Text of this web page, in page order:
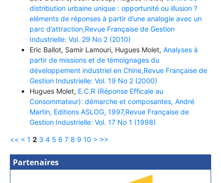
distribution urbaine unique : opportunité ou illusion ?
eléments de réponses à partir d’une analogie avec un
parc d’attraction,Revue Française de Gestion
Industrielle: Vol. 29 No 2 (2010)
Eric Ballot, Samir Lamouri, Hugues Molet, Analyses à
partir de missions et de témoignages du
développement industriel en Chine,Revue Française de
Gestion Industrielle: Vol. 19 No 2 (2000)
Hugues Molet, E.C.R (Réponse Efficale au
Consommateur): démarche et composantes, André
Martin, Editions ASLOG, 1997,Revue Française de
Gestion Industrielle: Vol. 17 No 1 (1998)
<< < 1 2 3 4 5 6 7 8 9 10 > >>
Partenaires